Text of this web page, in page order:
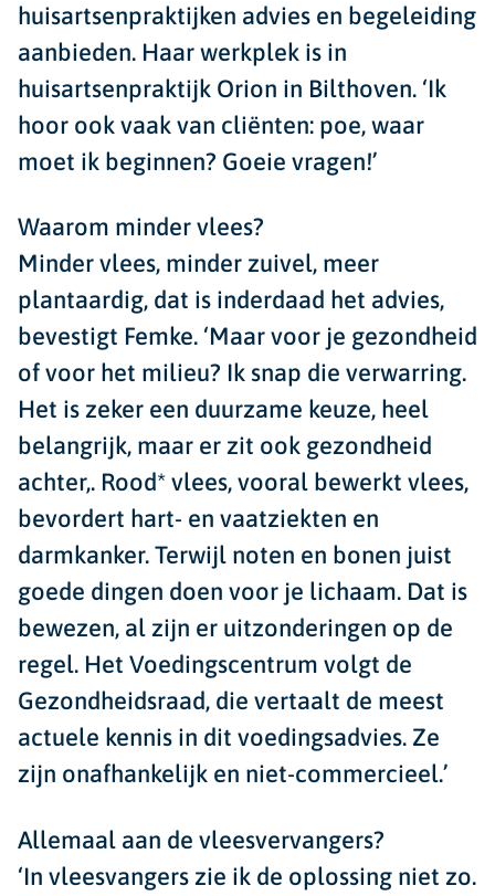
huisartsenpraktijken advies en begeleiding
aanbieden. Haar werkplek is in
huisartsenpraktijk Orion in Bilthoven. ‘Ik
hoor ook vaak van cliënten: poe, waar
moet ik beginnen? Goeie vragen!’
Waarom minder vlees?
Minder vlees, minder zuivel, meer
plantaardig, dat is inderdaad het advies,
bevestigt Femke. ‘Maar voor je gezondheid
of voor het milieu? Ik snap die verwarring.
Het is zeker een duurzame keuze, heel
belangrijk, maar er zit ook gezondheid
achter,. Rood* vlees, vooral bewerkt vlees,
bevordert hart- en vaatziekten en
darmkanker. Terwijl noten en bonen juist
goede dingen doen voor je lichaam. Dat is
bewezen, al zijn er uitzonderingen op de
regel. Het Voedingscentrum volgt de
Gezondheidsraad, die vertaalt de meest
actuele kennis in dit voedingsadvies. Ze
zijn onafhankelijk en niet-commercieel.’
Allemaal aan de vleesvervangers?
‘In vleesvangers zie ik de oplossing niet zo.